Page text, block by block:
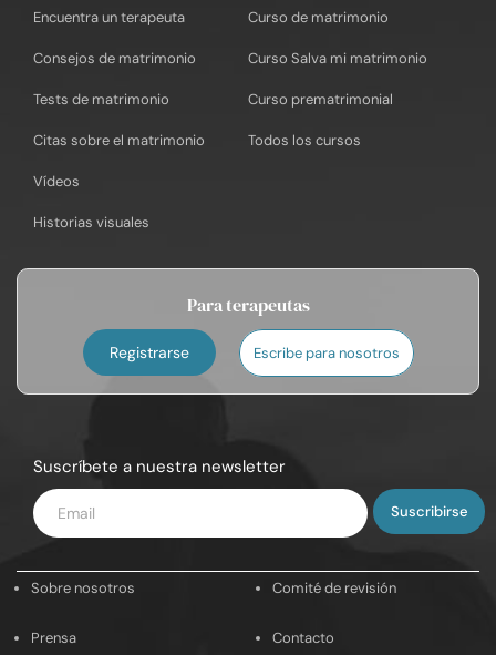
Encuentra un terapeuta
Consejos de matrimonio
Tests de matrimonio
Citas sobre el matrimonio
Vídeos
Historias visuales
Curso de matrimonio
Curso Salva mi matrimonio
Curso prematrimonial
Todos los cursos
Para terapeutas
Registrarse Escribe para nosotros
Suscríbete a nuestra newsletter
Introduce
tu
Sobre nosotros Comité de revisión
Prensa Contacto